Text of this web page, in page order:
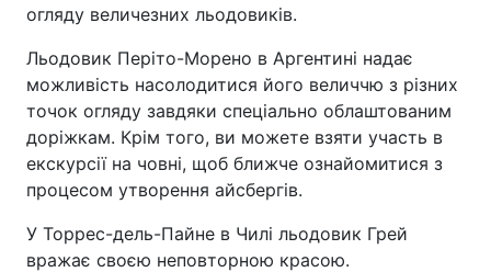
огляду величезних льодовиків.
Льодовик Періто-Морено в Аргентині надає
можливість насолодитися його величчю з різних
точок огляду завдяки спеціально облаштованим
доріжкам. Крім того, ви можете взяти участь в
екскурсії на човні, щоб ближче ознайомитися з
процесом утворення айсбергів.
У Торрес-дель-Пайне в Чилі льодовик Грей
вражає своєю неповторною красою.